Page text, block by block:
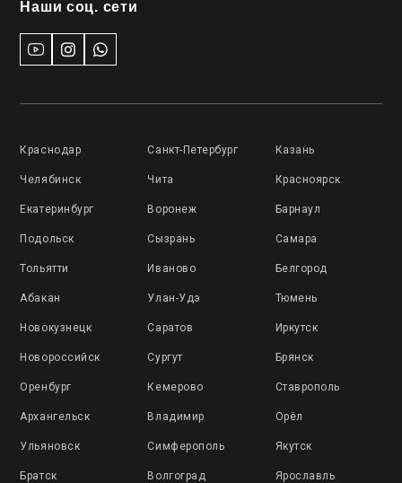
Наши соц. сети
Краснодар Санкт-Петербург Казань
Челябинск Чита Красноярск
Екатеринбург Воронеж Барнаул
Подольск Сызрань Самара
Тольятти Иваново Белгород
Абакан Улан-Удэ Тюмень
Новокузнецк Саратов Иркутск
Новороссийск Сургут Брянск
Оренбург Кемерово Ставрополь
Архангельск Владимир Орёл
Ульяновск Симферополь Якутск
Братск Волгоград Ярославль